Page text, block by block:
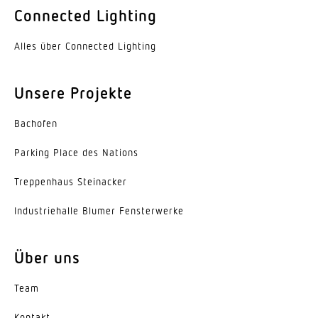
Art der Verdrahtung
mit Durchgangsverdrahtung
Leuchtmittel
Ja
Lebensdauer LED (25 °C)
50000 h
IP20
Schutzklasse
Connected Lighting
Alles über Connected Lighting
Unsere Projekte
Bachofen
Parking Place des Nations
Trep­penhaus Steinacker
Indus­trie­halle Blumer Fensterwerke
Über uns
Team